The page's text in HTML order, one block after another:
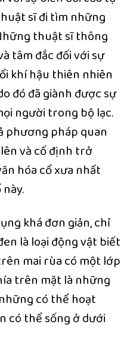
sĩ đi tìm những
thuật sĩ thông
tâm đắc đối với sự
khí hậu thiên nhiên
đó đã giành được sự
người trong bộ lạc.
phương pháp quan
và cố định trở
hóa cổ xưa nhất
khá đơn giản, chỉ
là loại động vật biết
mai rùa có một lớp
trên mặt là những
có thể hoạt
có thể sống ở dưới